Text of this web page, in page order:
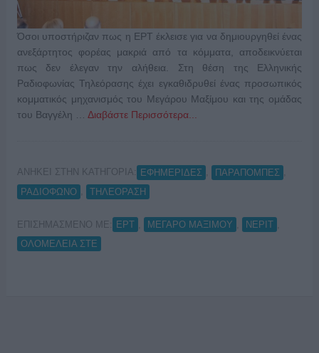
Όσοι υποστήριζαν πως η ΕΡΤ έκλεισε για να δημιουργηθεί ένας
ανεξάρτητος φορέας μακριά από τα κόμματα, αποδεικνύεται
πως δεν έλεγαν την αλήθεια. Στη θέση της Ελληνικής
Ραδιοφωνίας Τηλεόρασης έχει εγκαθιδρυθεί ένας προσωπικός
κομματικός μηχανισμός του Μεγάρου Μαξίμου και της ομάδας
του Βαγγέλη … Διαβάστε Περισσότερα...
ΑΝΗΚΕΙ ΣΤΗΝ ΚΑΤΗΓΟΡΙΑ: ΕΦΗΜΕΡΙΔΕΣ ΠΑΡΑΠΟΜΠΕΣ
ΡΑΔΙΟΦΩΝΟ
ΤΗΛΕΟΡΑΣΗ
ΕΠΙΣΗΜΑΣΜΕΝΟ ΜΕ: ΕΡΤ ΜΕΓΑΡΟ ΜΑΞΙΜΟΥ ΝΕΡΙΤ
ΟΛΟΜΕΛΕΙΑ ΣΤΕ